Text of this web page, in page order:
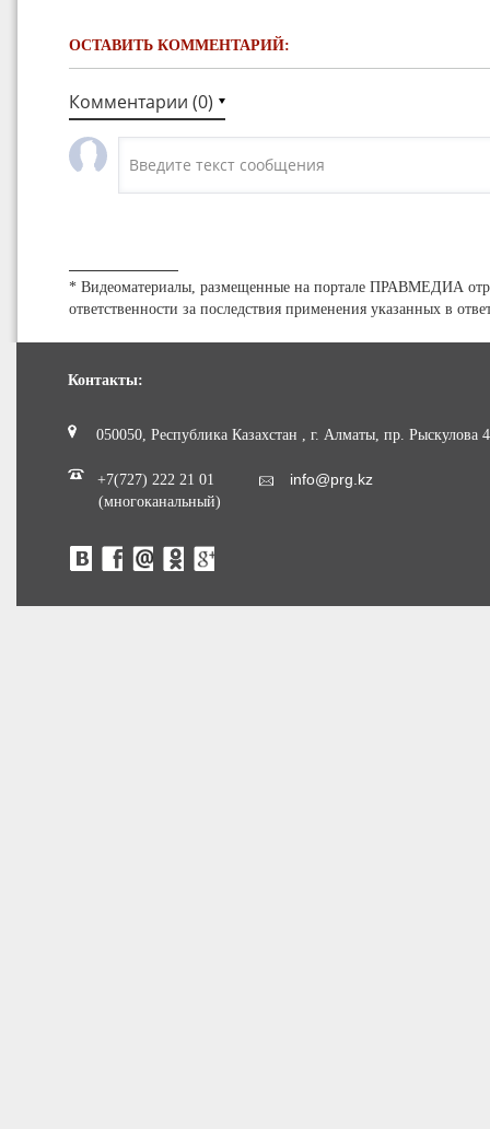
ОСТАВИТЬ КОММЕНТАРИЙ:
Комментарии (0)
* Видеоматериалы, размещенные на портале ПРАВМЕДИА
ответственности за последствия применения указанных в
Контакты:
050050, Республика Казахстан , г. Алматы, пр. Рыскулова
+7(727) 222 21 01 info@prg.kz
(многоканальный)